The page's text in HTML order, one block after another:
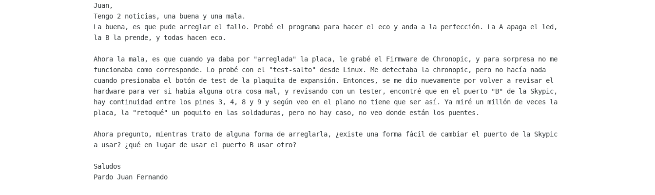
Juan,
La buena, es que pude arreglar el fallo. Probé el programa para hacer el eco y anda a la perfección. La A apaga el led,
la B la prende, y todas hacen eco.
Ahora la mala, es que cuando ya daba por "arreglada" la placa, le grabé el Firmware de Chronopic, y para sorpresa no me
funcionaba como corresponde. Lo probé con el "test-salto" desde Linux. Me detectaba la chronopic, pero no hacía nada
cuando presionaba el botón de test de la plaquita de expansión. Entonces, se me dio nuevamente por volver a revisar el
hardware para ver si había alguna otra cosa mal, y revisando con un tester, encontré que en el puerto "B" de la Skypic,
hay continuidad entre los pines 3, 4, 8 y 9 y según veo en el plano no tiene que ser así. Ya miré un millón de veces la
placa, la "retoqué" un poquito en las soldaduras, pero no hay caso, no veo donde están los puentes.
Ahora pregunto, mientras trato de alguna forma de arreglarla, ¿existe una forma fácil de cambiar el puerto de la Skypic
a usar? ¿qué en lugar de usar el puerto B usar otro?
Saludos
Pardo Juan Fernando